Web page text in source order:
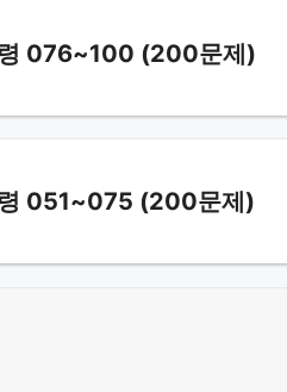
령 076~100 (200문제)
령 051~075 (200문제)